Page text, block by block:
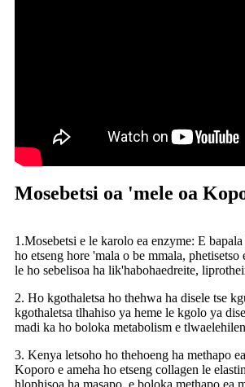
Mosebetsi oa 'mele oa
1.Mosebetsi e le karolo ea enzyme: E
ho etseng hore 'mala o be mmala, phetisetso
le ho sebelisoa ha lik'habohaedreite,
2. Ho kgothaletsa ho thehwa ha disele tse
kgothaletsa tlhahiso ya heme le kgolo ya
madi ka ho boloka metabolism e
3. Kenya letsoho ho thehoeng ha methapo
Koporo e ameha ho etseng collagen le
hlophisoa ha masapo, e boloka methapo ea